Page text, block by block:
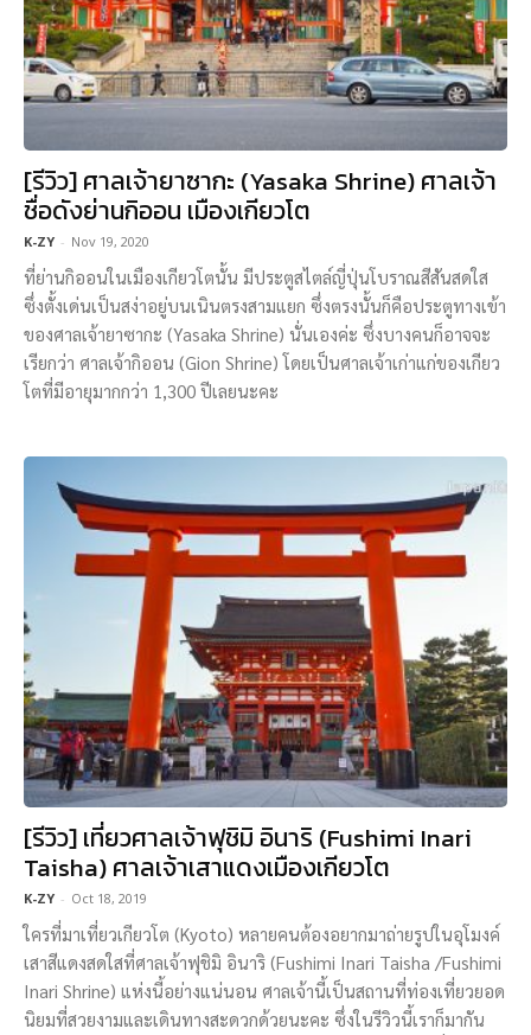
[รีวิว] ศาลเจ้ายาซากะ (Yasaka Shrine) ศาลเจ้า
ชื่อดังย่านกิออน เมืองเกียวโต
K-ZY - Nov 19, 2020
ที่ย่านกิออนในเมืองเกียวโตนั้น มีประตูสไตล์ญี่ปุ่นโบราณสีสันสดใส
ซึ่งตั้งเด่นเป็นสง่าอยู่บนเนินตรงสามแยก ซึ่งตรงนั้นก็คือประตูทางเข้า
ของศาลเจ้ายาซากะ (Yasaka Shrine) นั่นเองค่ะ ซึ่งบางคนก็อาจจะ
เรียกว่า ศาลเจ้ากิออน (Gion Shrine) โดยเป็นศาลเจ้าเก่าแก่ของเกียว
โตที่มีอายุมากกว่า 1,300 ปีเลยนะคะ
[รีวิว] เที่ยวศาลเจ้าฟุชิมิ อินาริ (Fushimi Inari
Taisha) ศาลเจ้าเสาแดงเมืองเกียวโต
K-ZY - Oct 18, 2019
ใครที่มาเที่ยวเกียวโต (Kyoto) หลายคนต้องอยากมาถ่ายรูปในอุโมงค์
เสาสีแดงสดใสที่ศาลเจ้าฟุชิมิ อินาริ (Fushimi Inari Taisha /Fushimi
Inari Shrine) แห่งนี้อย่างแน่นอน ศาลเจ้านี้เป็นสถานที่ท่องเที่ยวยอด
นิยมที่สวยงามและเดินทางสะดวกด้วยนะคะ ซึ่งในรีวิวนี้เราก็มากัน